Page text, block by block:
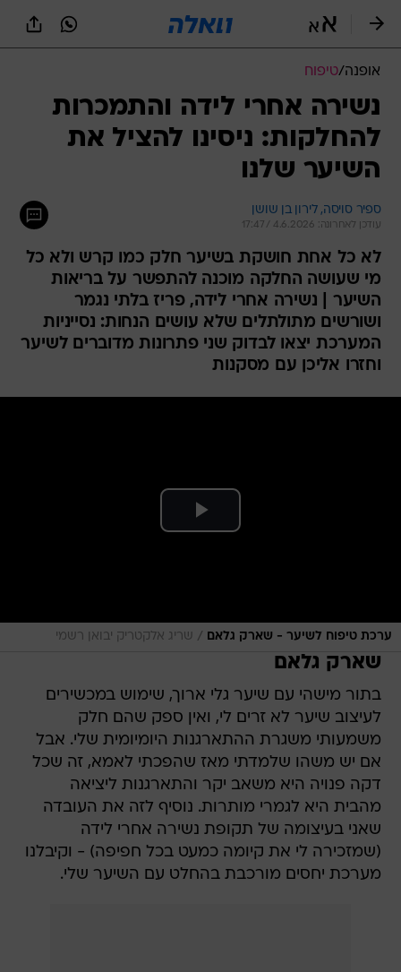
אופנה/טיפוח
נשירה אחרי לידה והתמכרות
להחלקות: ניסינו להציל את
השיער שלנו
ספיר סויסה, לירון בן שושן
עודכן לאחרונה: 4.6.2026 / 17:47
לא כל אחת חושקת בשיער חלק כמו קרש ולא כל
מי שעושה החלקה מוכנה להתפשר על בריאות
השיער | נשירה אחרי לידה, פריז בלתי נגמר
ושורשים מתולתלים שלא עושים הנחות: נסייניות
המערכת יצאו לבדוק שני פתרונות מדוברים לשיער
וחזרו אליכן עם מסקנות
ערכת טיפוח לשיער - שארק גלאם / שריג אלקטריק יבואן רשמי
שארק גלאם
בתור מישהי עם שיער גלי ארוך, שימוש במכשירים
לעיצוב שיער לא זרים לי, ואין ספק שהם חלק
משמעותי משגרת ההתארגנות היומיומית שלי. אבל
אם יש משהו שלמדתי מאז שהפכתי לאמא, זה שכל
דקה פנויה היא משאב יקר והתארגנות ליציאה
מהבית היא לגמרי מותרות. נוסיף לזה את העובדה
שאני בעיצומה של תקופת נשירה אחרי לידה
(שמזכירה לי את קיומה כמעט בכל חפיפה) - וקיבלנו
מערכת יחסים מורכבת בהחלט עם השיער שלי.